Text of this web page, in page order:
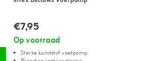
€7,95
Op voorraad
Sterke kunststof voetpomp